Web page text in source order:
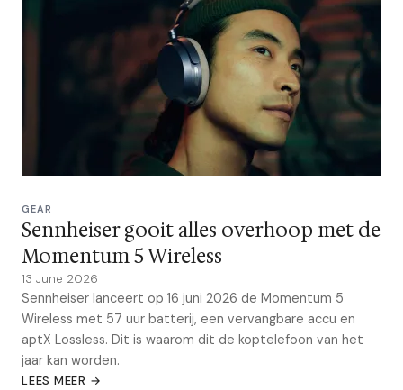
GEAR
Sennheiser gooit alles overhoop met de
Momentum 5 Wireless
13 June 2026
Sennheiser lanceert op 16 juni 2026 de Momentum 5
Wireless met 57 uur batterij, een vervangbare accu en
aptX Lossless. Dit is waarom dit de koptelefoon van het
jaar kan worden.
LEES MEER →